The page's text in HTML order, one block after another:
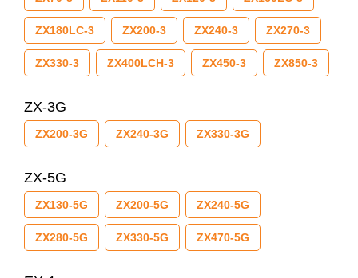
ZX180LC-3 ZX200-3 ZX240-3 ZX270-3
ZX330-3 ZX400LCH-3 ZX450-3 ZX850-3
ZX-3G
ZX200-3G ZX240-3G ZX330-3G
ZX-5G
ZX130-5G ZX200-5G ZX240-5G
ZX280-5G ZX330-5G ZX470-5G